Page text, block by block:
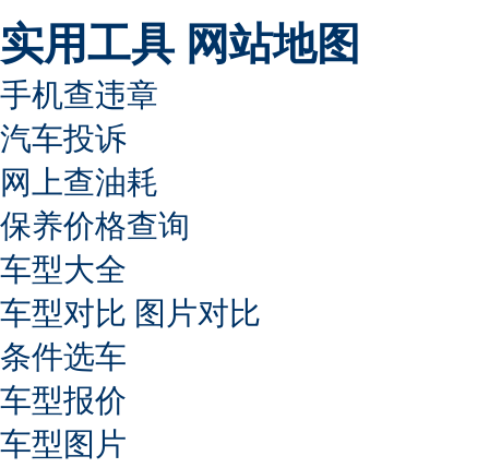
实用工具 网站地图
手机查违章
汽车投诉
网上查油耗
保养价格查询
车型大全
车型对比 图片对比
条件选车
车型报价
车型图片